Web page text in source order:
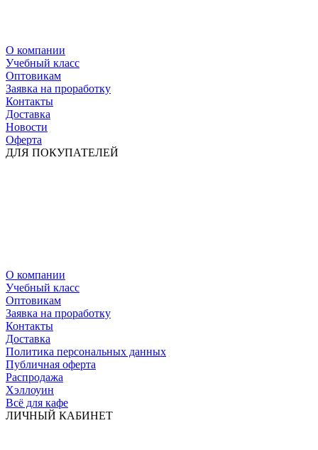
О компании
Учебный класс
Оптовикам
Заявка на проработку
Контакты
Доставка
Новости
Оферта
ДЛЯ ПОКУПАТЕЛЕЙ
О компании
Учебный класс
Оптовикам
Заявка на проработку
Контакты
Доставка
Политика персональных данных
Публичная оферта
Распродажа
Хэллоуин
Всё для кафе
ЛИЧНЫЙ КАБИНЕТ